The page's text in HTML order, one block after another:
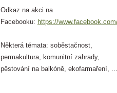
Odkaz na akci na
Facebooku: https://
Některá témata: soběstačnost,
permakultura, komunitní zahrady,
pěstování na balkóně, ekofarmaření, ...